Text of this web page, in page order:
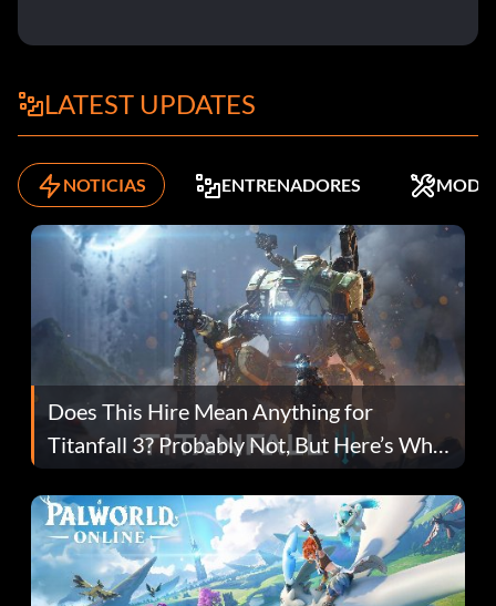
LATEST UPDATES
NOTICIAS ENTRENADORES MODS
Does This Hire Mean Anything for
Titanfall 3? Probably Not, But Here’s Why
Fans Are Hopeful